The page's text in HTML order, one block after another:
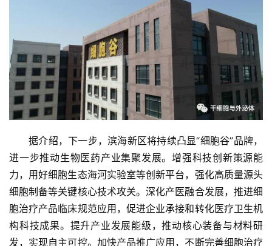
据介绍，下一步，滨海新区将持续凸显“细胞谷”品牌，
进一步推动生物医药产业集聚发展。增强科技创新策源能
力，用好细胞生态海河实验室等创新平台，强化高质量源头
细胞制备等关键核心技术攻关。深化产医融合发展，推进细
胞治疗产品临床规范应用，促进企业承接和转化医疗卫生机
构科技成果。提升产业发展能级，推动核心装备与材料研
发，实现自主可控。加快产品推广应用，不断完善细胞治疗